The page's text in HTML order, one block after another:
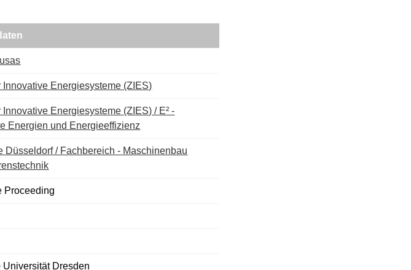
Innovative Energiesysteme (ZIES)
Innovative Energiesysteme (ZIES) / E² -
Energien und Energieeffizienz
Düsseldorf / Fachbereich - Maschinenbau
Proceeding
Universität Dresden